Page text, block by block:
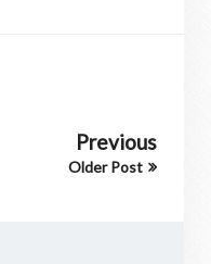
Previous
Older Post